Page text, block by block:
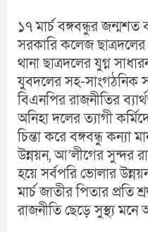
১৭ মার্চ বঙ্গবন্ধুর জন্মশত
সরকারি কলেজ
থানা ছাত্রদলের যুগ্ন
যুবদলের সহ-সাংগঠনিক
বিএনপির রাজনীতির
অনিহা দলের ত্যাগী
চিন্তা করে বঙ্গবন্ধু কন্যা
উন্নয়ন, আ’লীগের সুন্দর
হয়ে সর্বপরি ভোলার
মার্চ জাতীর পিতার প্রতি
রাজনীতি ছেড়ে সুস্থ্য